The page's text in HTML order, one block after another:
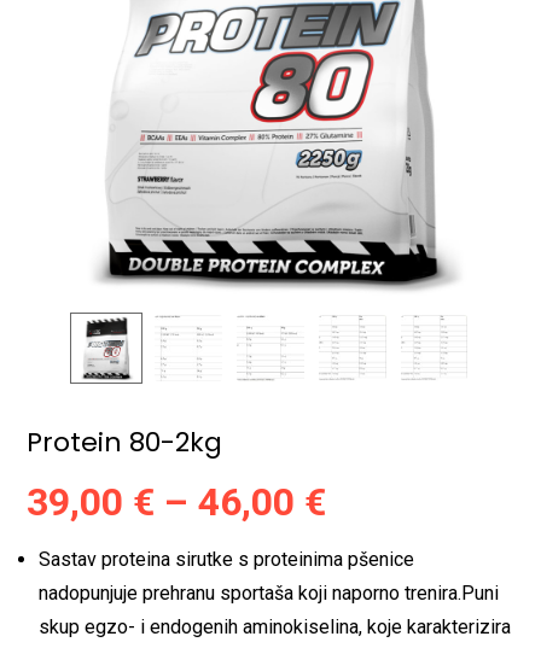
Protein 80-2kg
39,00 € – 46,00 €
Sastav proteina sirutke s proteinima pšenice
nadopunjuje prehranu sportaša koji naporno trenira.Puni
skup egzo- i endogenih aminokiselina, koje karakterizira